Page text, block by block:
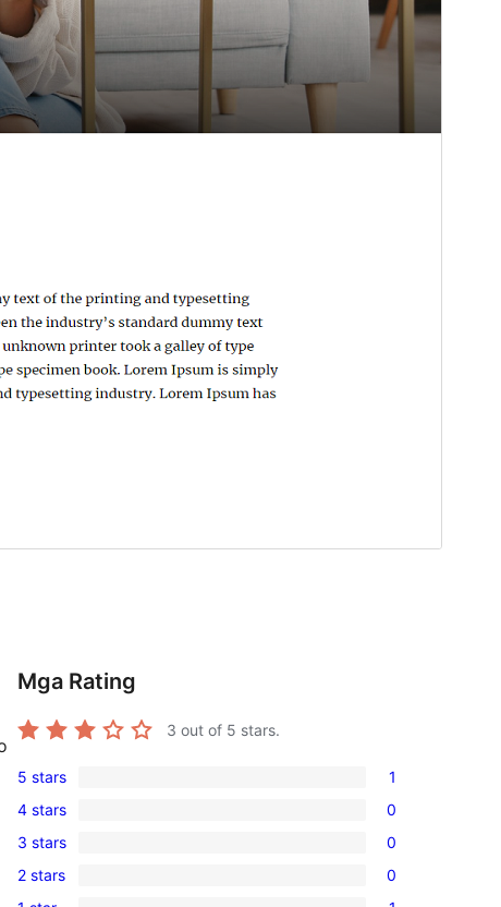
Mga Rating
3 out of 5 stars.
1
5-
star
review
5 stars 1
0
4-
star
4 stars 0
0
3-
3 stars 0
0
2 stars 0